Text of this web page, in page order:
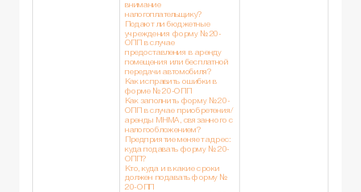
внимание
налогоплательщику?
Подают ли бюджетные
учреждения форму № 20-
ОПП в случае
предоставления в аренду
помещения или бесплатной
передачи автомобиля?
Как исправить ошибки в
форме № 20-ОПП
Как заполнить форму № 20-
ОПП в случае приобретения/
аренды МНМА, связанного с
налогообложением?
Предприятие меняет адрес:
куда подавать форму № 20-
ОПП?
Кто, куда и в какие сроки
должен подавать форму №
20-ОПП